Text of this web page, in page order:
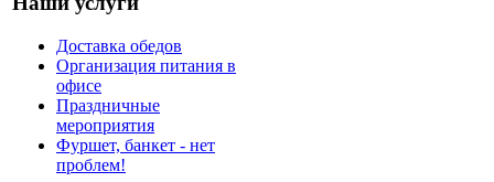
Доставка обедов
Организация питания в
офисе
Праздничные
мероприятия
Фуршет, банкет - нет
проблем!